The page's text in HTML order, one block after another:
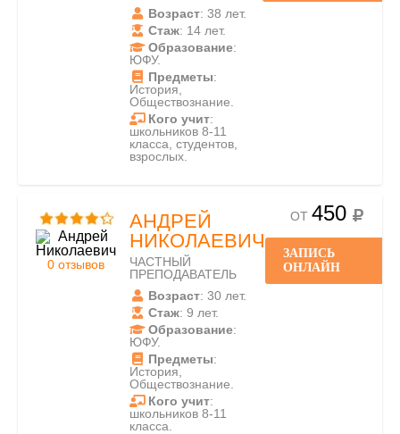
Возраст: 38 лет.
Стаж: 14 лет.
Образование:
ЮФУ.
Предметы:
История,
Обществознание.
Кого учит:
школьников 8-11
класса, студентов,
взрослых.
0 отзывов
АНДРЕЙ
НИКОЛАЕВИЧ
ЧАСТНЫЙ
ПРЕПОДАВАТЕЛЬ
Возраст: 30 лет.
Стаж: 9 лет.
Образование:
ЮФУ.
Предметы:
История,
Обществознание.
Кого учит:
школьников 8-11
класса.
ОТ 450
ЗАПИСЬ
ОНЛАЙН